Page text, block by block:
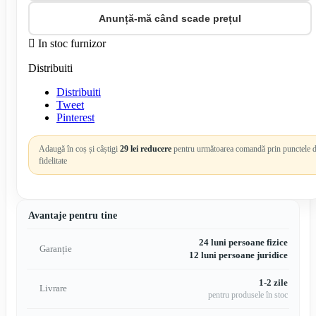
Avantaje pentru tine
Garanție
24 luni persoane fizice
12 luni persoane juridice
Livrare
1-2 zile
pentru produsele în stoc
Anunță-mă când scade prețul
 In stoc furnizor
Distribuiti
Distribuiti
Tweet
Pinterest
Adaugă în coș și câștigi 29 lei reducere pentru următoarea comandă prin punctele
fidelitate